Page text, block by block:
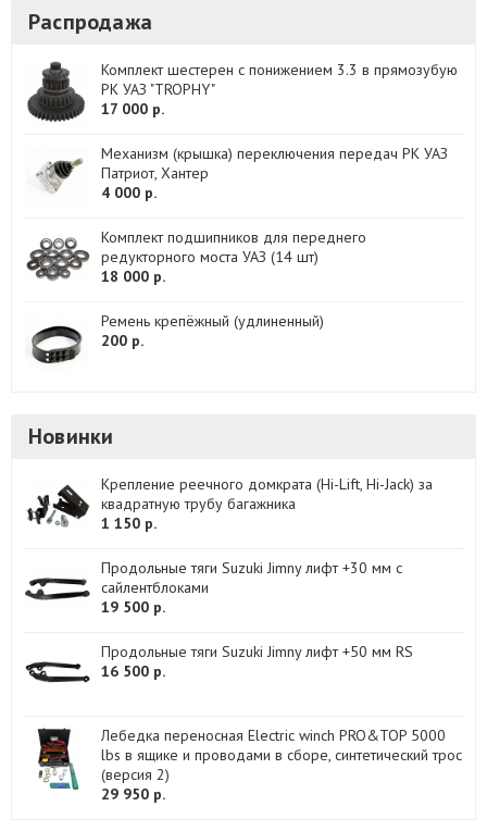
Распродажа
Комплект шестерен с понижением 3.3 в прямозубую
РК УАЗ "TROPHY"
17 000 р.
Механизм (крышка) переключения передач РК УАЗ
Патриот, Хантер
4 000 р.
Комплект подшипников для переднего
редукторного моста УАЗ (14 шт)
18 000 р.
Ремень крепёжный (удлиненный)
200 р.
Новинки
Крепление реечного домкрата (Hi-Lift, Hi-Jack) за
квадратную трубу багажника
1 150 р.
Продольные тяги Suzuki Jimny лифт +30 мм с
сайлентблоками
19 500 р.
Продольные тяги Suzuki Jimny лифт +50 мм RS
16 500 р.
Лебедка переносная Electric winch PRO&TOP 5000
lbs в ящике и проводами в сборе, синтетический трос
(версия 2)
29 950 р.